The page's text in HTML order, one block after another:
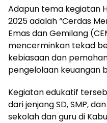
Adapun tema kegiatan
2025 adalah “Cerdas
Emas dan Gemilang
mencerminkan tekad
kebiasaan dan
pengelolaan keuangan
Kegiatan edukatif
dari jenjang SD, SMP,
sekolah dan guru di